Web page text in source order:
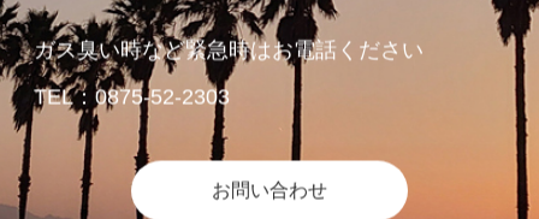
ガス臭い時など緊急時はお電話ください
TEL：0875-52-2303
お問い合わせ